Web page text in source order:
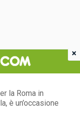
la Roma in
è un’occasione
×